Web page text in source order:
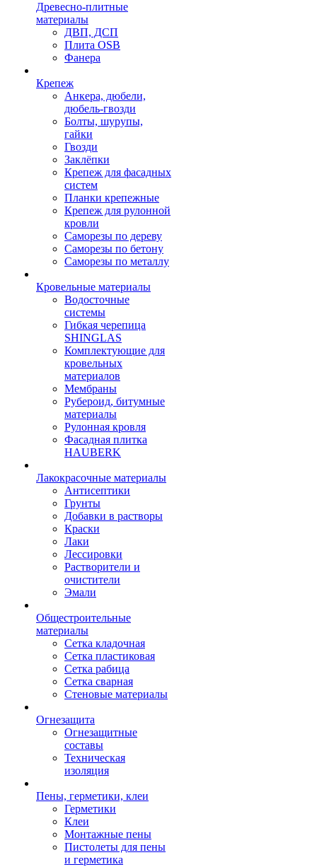
Древесно-плитные
материалы
ДВП, ДСП
Плита OSB
Фанера
Крепеж
Анкера, дюбели,
дюбель-гвозди
Болты, шурупы,
гайки
Гвозди
Заклёпки
Крепеж для фасадных
систем
Планки крепежные
Крепеж для рулонной
кровли
Саморезы по дереву
Саморезы по бетону
Саморезы по металлу
Кровельные материалы
Водосточные
системы
Гибкая черепица
SHINGLAS
Комплектующие для
кровельных
материалов
Мембраны
Рубероид, битумные
материалы
Рулонная кровля
Фасадная плитка
HAUBERK
Лакокрасочные материалы
Антисептики
Грунты
Добавки в растворы
Краски
Лаки
Лессировки
Растворители и
очистители
Эмали
Общестроительные
материалы
Сетка кладочная
Сетка пластиковая
Сетка рабица
Сетка сварная
Стеновые материалы
Огнезащита
Огнезащитные
составы
Техническая
изоляция
Пены, герметики, клеи
Герметики
Клеи
Монтажные пены
Пистолеты для пены
и герметика